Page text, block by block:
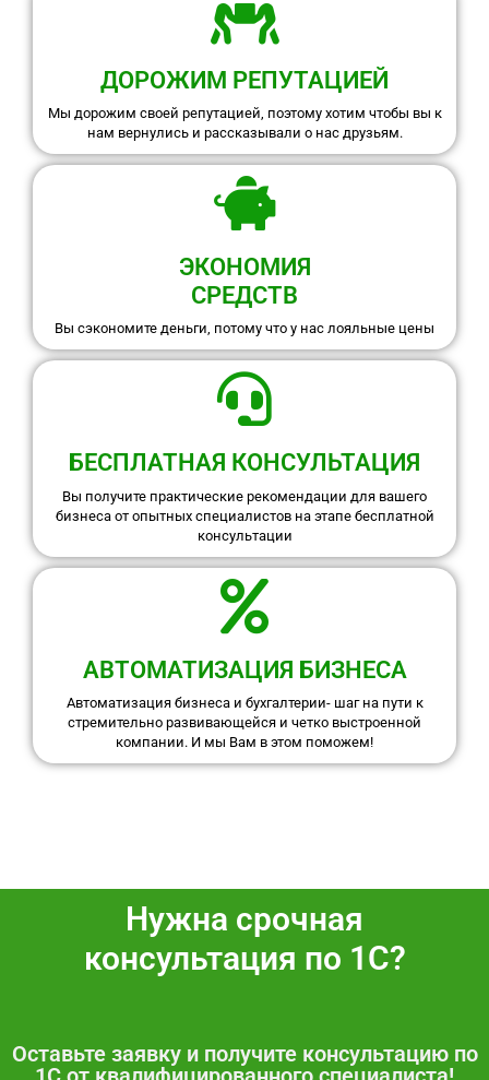
ДОРОЖИМ РЕПУТАЦИЕЙ
Мы дорожим своей репутацией, поэтому хотим чтобы вы к
нам вернулись и рассказывали о нас друзьям.
ЭКОНОМИЯ
СРЕДСТВ
Вы сэкономите деньги, потому что у нас лояльные цены
БЕСПЛАТНАЯ КОНСУЛЬТАЦИЯ
Вы получите практические рекомендации для вашего
бизнеса от опытных специалистов на этапе бесплатной
консультации
АВТОМАТИЗАЦИЯ БИЗНЕСА
Автоматизация бизнеса и бухгалтерии- шаг на пути к
стремительно развивающейся и четко выстроенной
компании. И мы Вам в этом поможем!
Нужна срочная
консультация по 1С?
Оставьте заявку и получите консультацию по